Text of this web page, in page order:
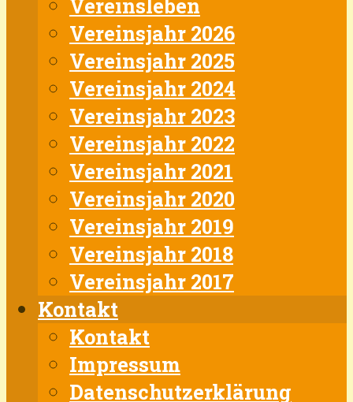
Vereinsjahr 2026
Vereinsjahr 2025
Vereinsjahr 2024
Vereinsjahr 2023
Vereinsjahr 2022
Vereinsjahr 2021
Vereinsjahr 2020
Vereinsjahr 2019
Vereinsjahr 2018
Vereinsjahr 2017
Kontakt
Kontakt
Impressum
Datenschutzerklärung